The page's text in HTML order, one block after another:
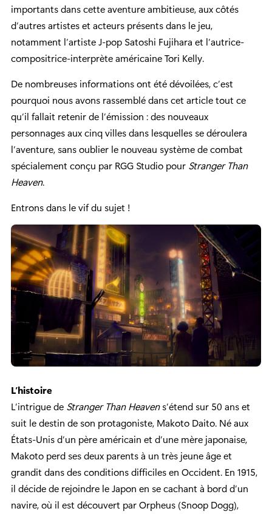
importants dans cette aventure ambitieuse, aux côtés
d’autres artistes et acteurs présents dans le jeu,
notamment l’artiste J-pop Satoshi Fujihara et l’autrice-
compositrice-interprète américaine Tori Kelly.
De nombreuses informations ont été dévoilées, c’est
pourquoi nous avons rassemblé dans cet article tout ce
qu’il fallait retenir de l’émission : des nouveaux
personnages aux cinq villes dans lesquelles se déroulera
l’aventure, sans oublier le nouveau système de combat
spécialement conçu par RGG Studio pour Stranger Than
Heaven.
Entrons dans le vif du sujet !
L’histoire
L’intrigue de Stranger Than Heavens’étend sur 50 ans et
suit le destin de son protagoniste, Makoto Daito. Né aux
États-Unis d’un père américain et d’une mère japonaise,
Makoto perd ses deux parents à un très jeune âge et
grandit dans des conditions difficiles en Occident. En 1915,
il décide de rejoindre le Japon en se cachant à bord d’un
navire, où il est découvert par Orpheus (Snoop Dogg),